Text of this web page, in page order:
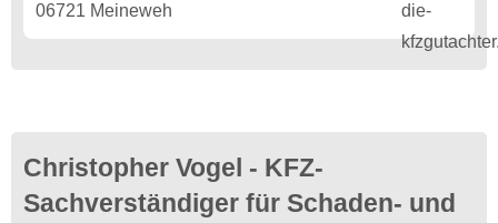
06721 Meineweh
Christopher Vogel - KFZ-
Sachverständiger für Schaden- und